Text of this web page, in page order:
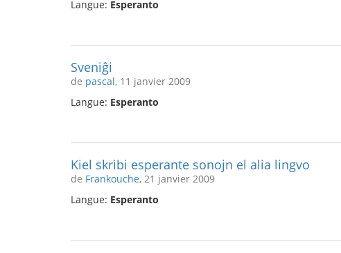
Langue: Esperanto
Sveniĝi
de pascal, 11 janvier 2009
Langue: Esperanto
Kiel skribi esperante sonojn el alia lingvo
de Frankouche, 21 janvier 2009
Langue: Esperanto